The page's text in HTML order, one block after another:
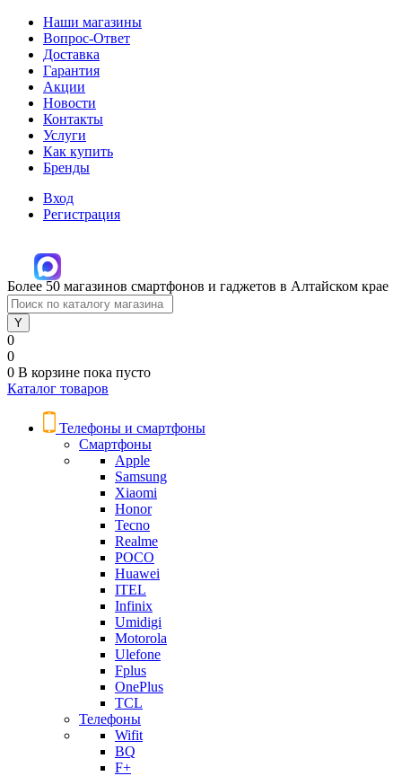
Наши магазины
Вопрос-Ответ
Доставка
Гарантия
Акции
Новости
Контакты
Услуги
Как купить
Бренды
Вход
Регистрация
Более 50 магазинов смартфонов и гаджетов в Алтайском крае
0
0
0 В корзине пока пусто
Каталог товаров
Телефоны и смартфоны
Смартфоны
Apple
Samsung
Xiaomi
Honor
Tecno
Realme
POCO
Huawei
ITEL
Infinix
Umidigi
Motorola
Ulefone
Fplus
OnePlus
TCL
Телефоны
Wifit
BQ
F+